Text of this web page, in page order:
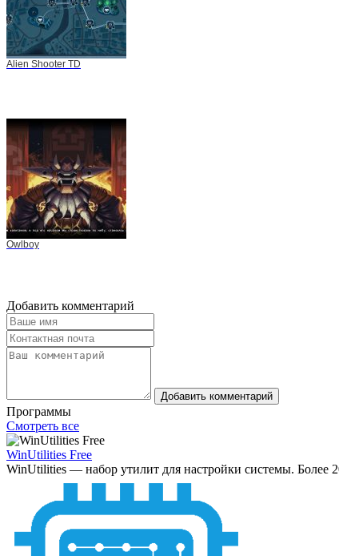
Alien Shooter TD
Owlboy
Добавить комментарий
Добавить комментарий
Программы
Смотреть все
WinUtilities Free
WinUtilities — набор утилит для настройки системы. Более